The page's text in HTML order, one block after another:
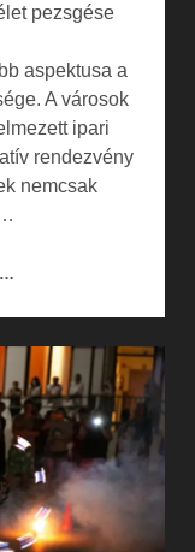
pezsgése
aspektusa a
A városok
ipari
rendezvény
nemcsak
A
VÁROSI
ÉLET
PEZSGÉSE